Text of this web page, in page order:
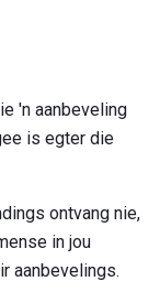
'n aanbeveling
is egter die
ontvang nie,
in jou
aanbevelings.